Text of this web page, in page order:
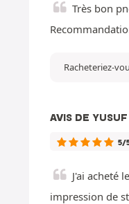
Très bon
Racheteriez-
AVIS DE
5/
J'ai acheté
impression de